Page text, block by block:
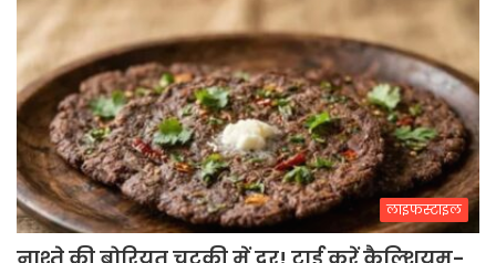
लाइफस्टाइल